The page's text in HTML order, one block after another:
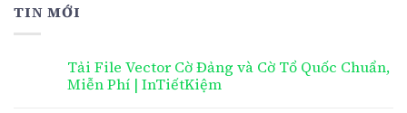
TIN MỚI
Tải File Vector Cờ Đảng và Cờ Tổ Quốc Chuẩn,
Miễn Phí | InTiếtKiệm